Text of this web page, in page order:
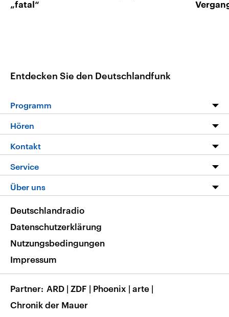
„fatal“
Entdecken Sie den Deutschlandfunk
Programm
Programm
Die Nachrichten
Nachrichtenleicht
Neue Beiträge auf dlf.de
Hören
Livestream
Podcasts
Deutschlandfunk App
Nachrichten App
Frequenzen
Kontakt
Hörerservice
Service
FAQ
Veranstaltungen
Musikliste
RSS
Über uns
Barrierefreiheit
Deutschlandradio
Datenschutzerklärung
Nutzungsbedingungen
Impressum
Partner ARD | ZDF | Phoenix | arte |
Chronik der Mauer